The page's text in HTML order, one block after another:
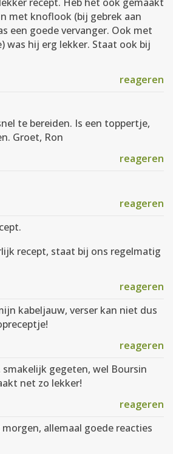
met knoflook (bij gebrek aan
een goede vervanger. Ook met
was hij erg lekker. Staat ook bij
reageren
te bereiden. Is een toppertje,
Groet, Ron
reageren
reageren
recept, staat bij ons regelmatig
reageren
kabeljauw, verser kan niet dus
reageren
smakelijk gegeten, wel Boursin
net zo lekker!
reageren
allemaal goede reacties